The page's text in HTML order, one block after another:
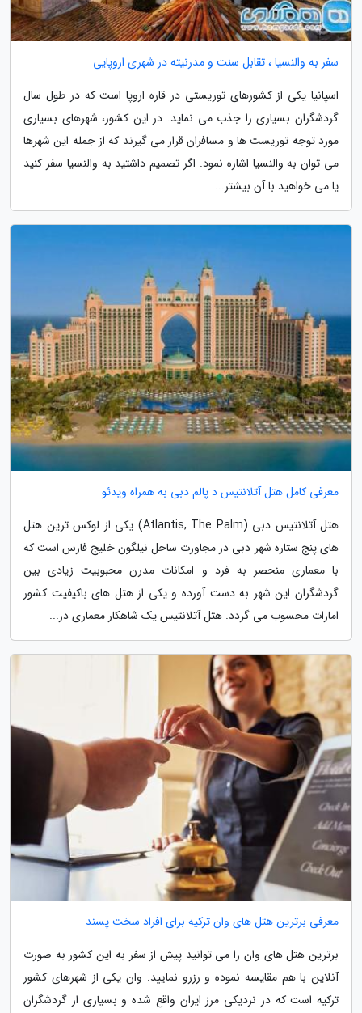
سفر به والنسیا ، تقابل سنت و مدرنیته در شهری اروپایی
اسپانیا یکی از کشورهای توریستی در قاره اروپا است که در طول سال
گردشگران بسیاری را جذب می نماید. در این کشور، شهرهای بسیاری
مورد توجه توریست ها و مسافران قرار می گیرند که از جمله این شهرها
می توان به والنسیا اشاره نمود. اگر تصمیم داشتید به والنسیا سفر کنید
یا می خواهید با آن بیشتر...
معرفی کامل هتل آتلانتیس د پالم دبی به همراه ویدئو
هتل آتلانتیس دبی (Atlantis, The Palm) یکی از لوکس ترین هتل
های پنج ستاره شهر دبی در مجاورت ساحل نیلگون خلیج فارس است که
با معماری منحصر به فرد و امکانات مدرن محبوبیت زیادی بین
گردشگران این شهر به دست آورده و یکی از هتل های باکیفیت کشور
امارات محسوب می گردد. هتل آتلانتیس یک شاهکار معماری در...
معرفی برترین هتل های وان ترکیه برای افراد سخت پسند
برترین هتل های وان را می توانید پیش از سفر به این کشور به صورت
آنلاین با هم مقایسه نموده و رزرو نمایید. وان یکی از شهرهای کشور
ترکیه است که در نزدیکی مرز ایران واقع شده و بسیاری از گردشگران